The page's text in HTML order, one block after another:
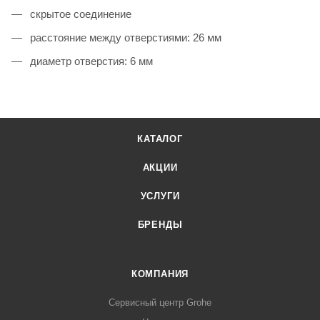
скрытое соединение
расстояние между отверстиями: 26 мм
диаметр отверстия: 6 мм
КАТАЛОГ
АКЦИИ
УСЛУГИ
БРЕНДЫ
КОМПАНИЯ
Сервисный центр Grohe